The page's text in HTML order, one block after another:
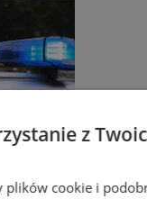
z
plików cookie i